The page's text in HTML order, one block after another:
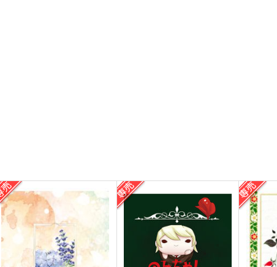
コモンピープル【合本版】
せのや
2,515円（税込）
モラン×アルバート
コモンピープル 後編
（税込）
モラン×アルバート
呑屋
1,572
アルバー
ティ